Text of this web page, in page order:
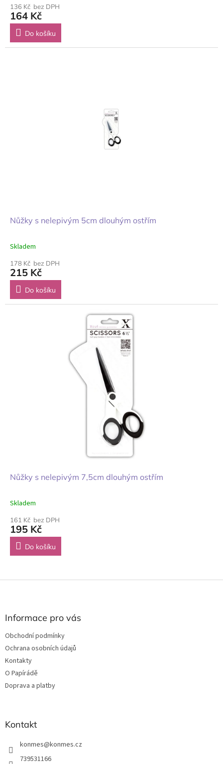
136 Kč bez DPH
164 Kč
Do košíku
Nůžky s nelepivým 5cm dlouhým ostřím
Skladem
178 Kč bez DPH
215 Kč
Do košíku
Nůžky s nelepivým 7,5cm dlouhým ostřím
Skladem
161 Kč bez DPH
195 Kč
Do košíku
Z
Informace pro vás
Obchodní podmínky
Ochrana osobních údajů
Kontakty
O Papírádě
Doprava a platby
Kontakt
konmes@konmes.cz
739531166